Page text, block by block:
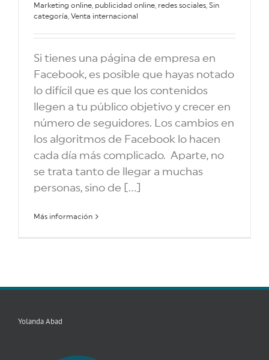
Marketing online publicidad online redes sociales Sin
categoría Venta internacional
Si tienes una página de empresa en
Facebook, es posible que hayas notado
lo difícil que es que los contenidos
llegen a tu público objetivo y crecer en
número de seguidores. Los cambios en
los algoritmos de Facebook lo hacen
cada día más complicado. Aparte, no
se trata tanto de llegar a muchas
personas, sino de [...]
Más información
Yolanda Abad